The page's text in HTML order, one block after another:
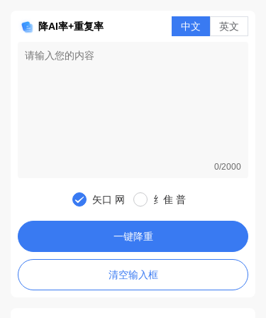
降AI率+重复率 中文 英文
0/2000
矢口 网 纟隹 普
一键降重
清空输入框